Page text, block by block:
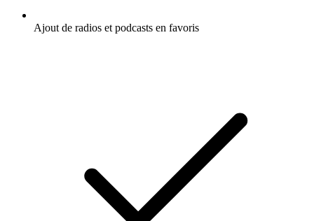
Ajout de radios et podcasts en favoris